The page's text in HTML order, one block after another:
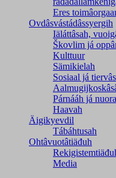
Eres
Ovdâsvástádâssyergih
Iäláttâsah,
Škovlim já
Kulttuur
Sämikielah
Sosiaal já
Párnááh já
Haavah
Äigikyevdil
Tábáhtusah
Ohtâvuotâtiäđuh
Media